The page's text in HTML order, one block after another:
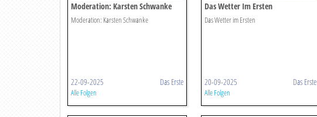
Moderation: Karsten Schwanke
Moderation: Karsten Schwanke
22-09-2025 Das Erste
Alle Folgen
Das Wetter Im Ersten
Das Wetter im Ersten
20-09-2025 Das Erste
Alle Folgen